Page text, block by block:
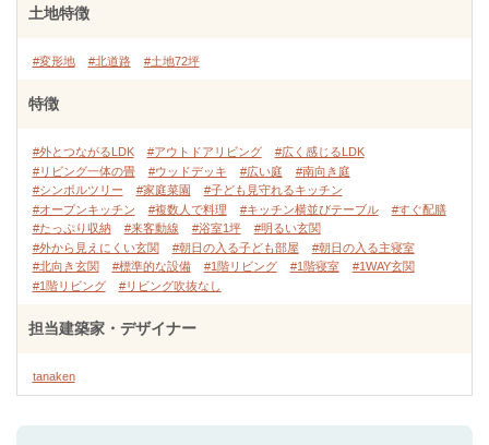
土地特徴
#変形地 #北道路 #土地72坪
特徴
#外とつながるLDK #アウトドアリビング
#広く感じるLDK
#リビング一体の畳
#ウッドデッキ #広い庭
#南向き庭
#シンボルツリー
#家庭菜園
#子ども見守れるキッチン
#オープンキッチン
#複数人で料理 #キッチン横並びテーブル
#すぐ配膳
#たっぷり収納
#来客動線 #浴室1坪
#明るい玄関
#外から見えにくい玄関
#朝日の入る子ども部屋
#朝日の入る主寝室
#北向き玄関
#標準的な設備 #1階リビング #1階寝室
#1WAY玄関
#1階リビング
#リビング吹抜なし
担当建築家・デザイナー
tanaken